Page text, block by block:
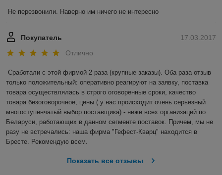
Не перезвонили. Наверно им ничего не интересно
17.03.2017
Покупатель
Отлично
Сработали с этой фирмой 2 раза (крупные заказы). Оба раза отзыв
только положительный: оперативно реагируют на заявку, поставка
товара осуществлялась в строго оговоренные сроки, качество
товара безоговорочное, цены ( у нас происходит очень серьезный
многоступенчатый выбор поставщика) - ниже всех организаций по
Беларуси, работающих в данном сегменте поставок. Причем, мы не
разу не встречались: наша фирма "Гефест-Кварц" находится в
Бресте. Рекомендую всем.
Показать все отзывы